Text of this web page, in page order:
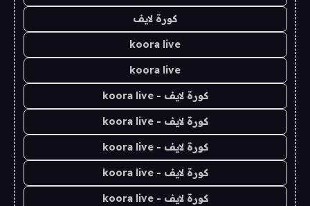
كورة لايف
koora live
koora live
كورة لايف - koora live
كورة لايف - koora live
كورة لايف - koora live
كورة لايف - koora live
كورة لايف - koora live